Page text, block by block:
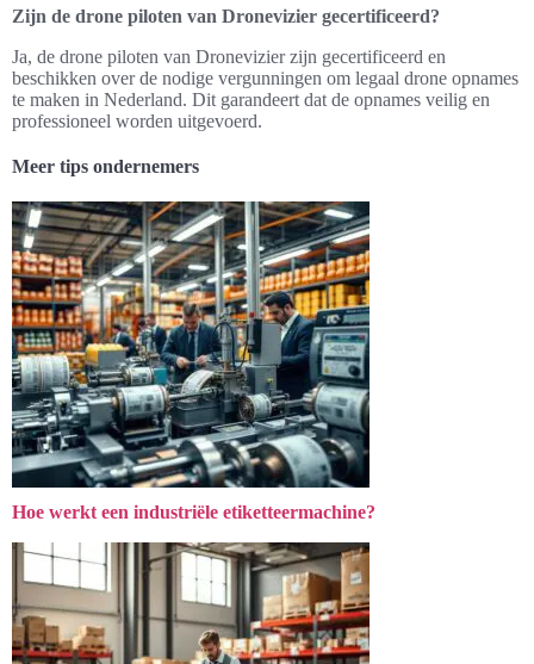
Zijn de drone piloten van Dronevizier gecertificeerd?
Ja, de drone piloten van Dronevizier zijn gecertificeerd en
beschikken over de nodige vergunningen om legaal drone opnames
te maken in Nederland. Dit garandeert dat de opnames veilig en
professioneel worden uitgevoerd.
Meer tips ondernemers
Hoe werkt een industriële etiketteermachine?